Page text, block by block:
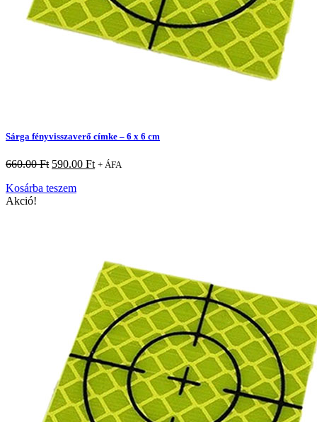
Sárga fényvisszaverő címke – 6 x 6 cm
660.00Ft 590.00 Ft + ÁFA
Kosárba teszem
Akció!